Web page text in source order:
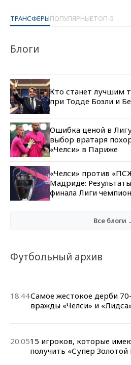
ТРАНСФЕРЫПОПУЛЯРНЫЕТОП-5
Блоги
Кто станет лучшим
при Тодде Боэли и
Ошибка ценой в
выбор вратаря
«Челси» в Париже
«Челси» против
Мадриде:
финала Лиги
Все блоги
Футбольный архив
18:44Самое жестокое дерби
вражды «Челси» и
20:0515 игроков, которые
получить «Супер Золотой